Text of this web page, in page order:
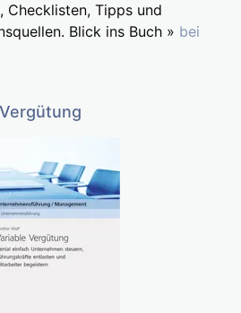
Checklisten, Tipps und
Blick ins Buch » bei